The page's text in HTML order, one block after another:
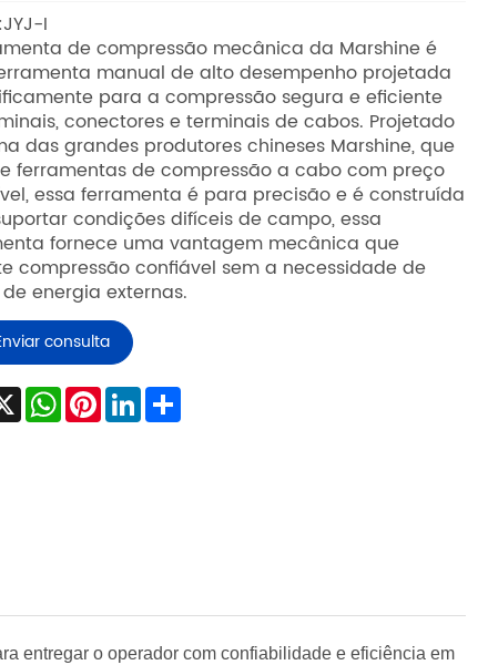
I
de compressão mecânica da Marshine é
manual de alto desempenho projetada
para a compressão segura e eficiente
conectores e terminais de cabos. Projetado
das grandes produtores chineses Marshine, que
ferramentas de compressão a cabo com preço
essa ferramenta é para precisão e é construída
condições difíceis de campo, essa
fornece uma vantagem mecânica que
compressão confiável sem a necessidade de
energia externas.
consulta
X WhatsApp
Pinterest
LinkedInShare
entregar o operador com confiabilidade e eficiência em